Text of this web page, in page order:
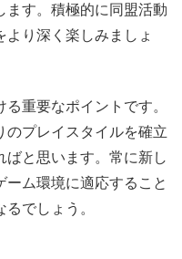
ます。積極的に同盟活動
り深く楽しみましょ
重要なポイントです。
のプレイスタイルを確立
ばと思います。常に新し
ム環境に適応すること
でしょう。